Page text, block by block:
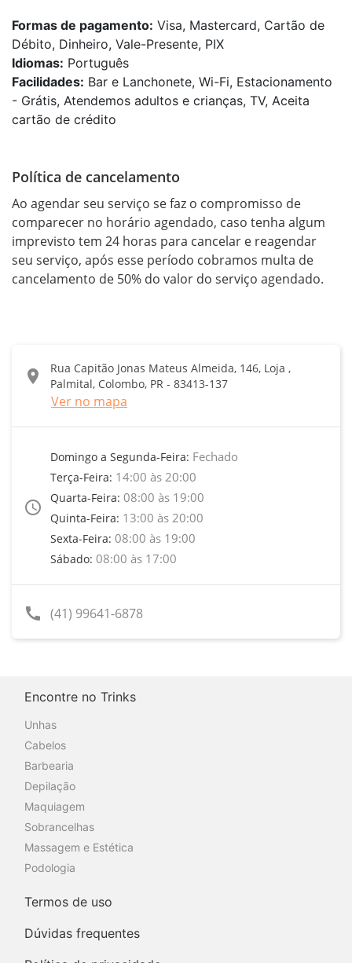
Formas de pagamento: Visa, Mastercard, Cartão de
Débito, Dinheiro, Vale-Presente, PIX
Idiomas: Português
Facilidades: Bar e Lanchonete, Wi-Fi, Estacionamento
- Grátis, Atendemos adultos e crianças, TV, Aceita
cartão de crédito
Política de cancelamento
Ao agendar seu serviço se faz o compromisso de
comparecer no horário agendado, caso tenha algum
imprevisto tem 24 horas para cancelar e reagendar
seu serviço, após esse período cobramos multa de
cancelamento de 50% do valor do serviço agendado.
location_on
Rua Capitão Jonas Mateus Almeida, 146, Loja ,
Palmital, Colombo, PR - 83413-137
Ver no mapa
access_time
Domingo a Segunda-Feira: Fechado
Terça-Feira: 14:00 às 20:00
Quarta-Feira: 08:00 às 19:00
Quinta-Feira: 13:00 às 20:00
Sexta-Feira: 08:00 às 19:00
Sábado: 08:00 às 17:00
call (41) 99641-6878
Encontre no Trinks
Unhas
Cabelos
Barbearia
Depilação
Maquiagem
Sobrancelhas
Massagem e Estética
Podologia
Termos de uso
Dúvidas frequentes